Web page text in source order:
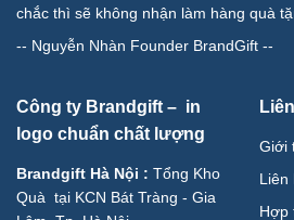
chắc thì sẽ không nhận làm hàng quà
-- Nguyễn Nhàn Founder BrandGift --
Công ty Brandgift – in
logo chuẩn chất lượng
Brandgift Hà Nội : Tổng Kho
Quà tại KCN Bát Tràng - Gia
Giới
Liên
Hợp